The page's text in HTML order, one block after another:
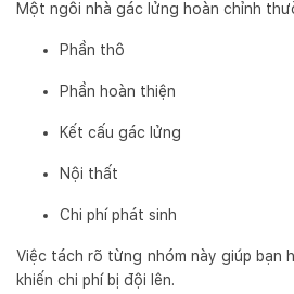
Một ngôi nhà gác lửng hoàn chỉnh
Phần thô
Phần hoàn thiện
Kết cấu gác lửng
Nội thất
Chi phí phát sinh
Việc tách rõ từng nhóm này giúp bạn
khiến chi phí bị đội lên.